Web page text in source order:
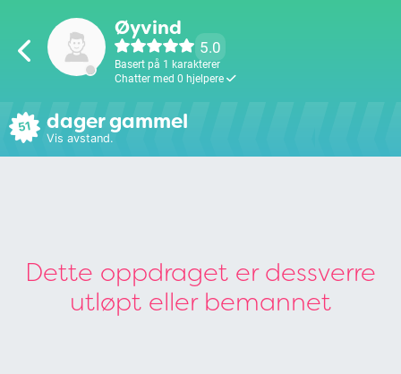
Øyvind
5.0
Basert på 1 karakterer
Chatter med 0 hjelpere
51 dager gammel
Vis avstand.
Dette oppdraget er dessverre
utløpt eller bemannet